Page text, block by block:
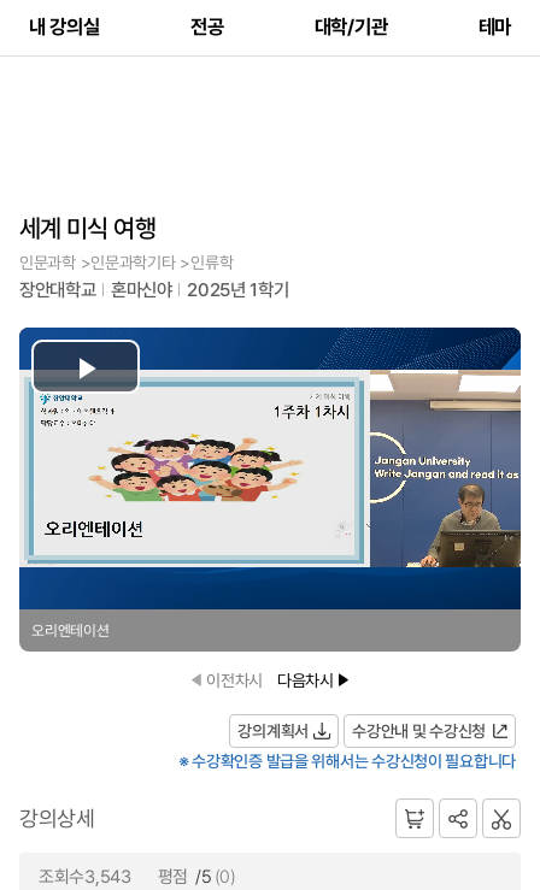
내 강의실 전공 대학/기관 테마
세계 미식 여행
인문과학 >인문과학기타 >인류학
장안대학교 혼마신야 2025년 1학기
Play
Video
오리엔테이션
이전차시 다음차시
강의계획서
수강안내 및 수강신청
※ 수강확인증 발급을 위해서는 수강신청이 필요합니다
강의상세
조회수3,543 평점 /5 (0)